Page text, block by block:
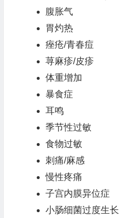
腹胀气
胃灼热
痤疮/青春痘
荨麻疹/皮疹
体重增加
暴食症
耳鸣
季节性过敏
食物过敏
刺痛/麻感
慢性疼痛
子宫内膜异位症
小肠细菌过度生长